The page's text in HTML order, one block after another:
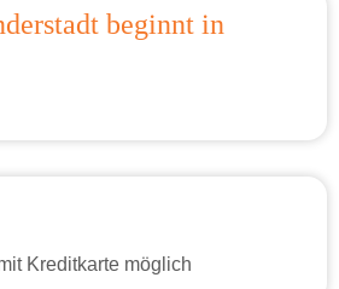
beginnt in
Kreditkarte möglich